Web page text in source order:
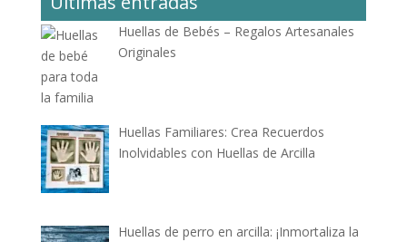
Huellas de Bebés – Regalos Artesanales
Originales
Huellas Familiares: Crea Recuerdos
Inolvidables con Huellas de Arcilla
Huellas de perro en arcilla: ¡Inmortaliza la